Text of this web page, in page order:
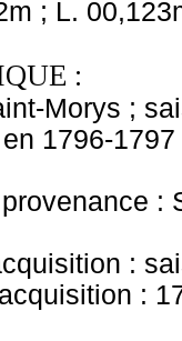
; L.
:
Morys ;
1796-
:
:
: